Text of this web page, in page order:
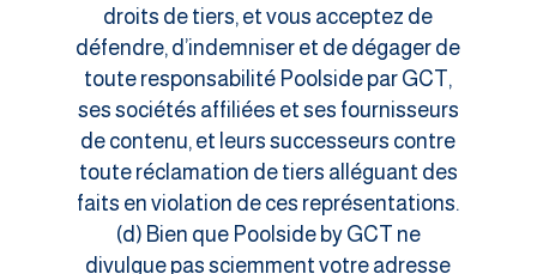
droits de tiers, et vous acceptez de
défendre, d’indemniser et de dégager de
toute responsabilité Poolside par GCT,
ses sociétés affiliées et ses fournisseurs
de contenu, et leurs successeurs contre
toute réclamation de tiers alléguant des
faits en violation de ces représentations.
(d) Bien que Poolside by GCT ne
divulgue pas sciemment votre adresse